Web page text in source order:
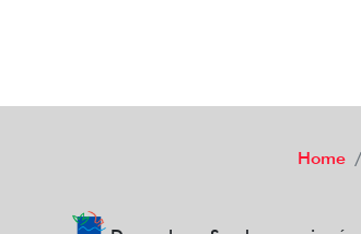
Home